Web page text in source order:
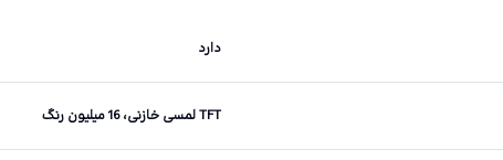
دارد
TFT لمسی خازنی، 16 میلیون رنگ